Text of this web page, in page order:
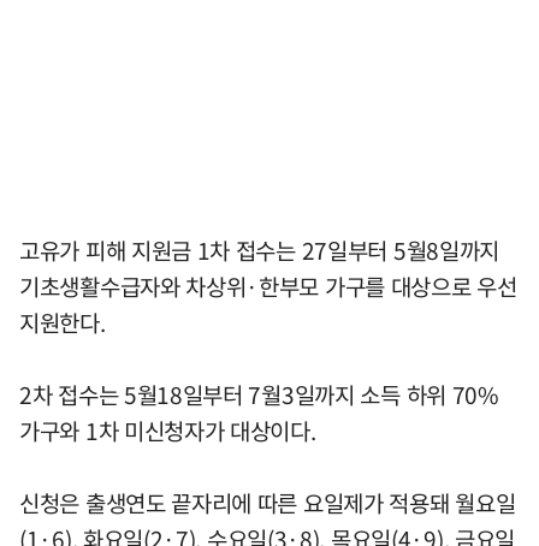
고유가 피해 지원금 1차 접수는 27일부터 5월8일까지
기초생활수급자와 차상위·한부모 가구를 대상으로 우선
지원한다.
2차 접수는 5월18일부터 7월3일까지 소득 하위 70%
가구와 1차 미신청자가 대상이다.
신청은 출생연도 끝자리에 따른 요일제가 적용돼 월요일
(1·6), 화요일(2·7), 수요일(3·8), 목요일(4·9), 금요일